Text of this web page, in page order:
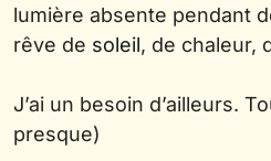
lumière absente pendant
rêve de soleil, de chaleur,
J’ai un besoin d’ailleurs.
presque)